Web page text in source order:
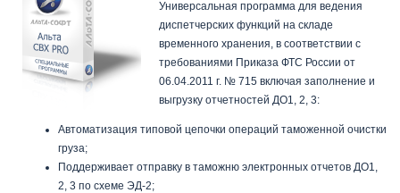
Универсальная программа для ведения
диспетчерских функций на складе
временного хранения, в соответствии с
требованиями Приказа ФТС России от
06.04.2011 г. № 715 включая заполнение и
выгрузку отчетностей ДО1, 2, 3:
Автоматизация типовой цепочки операций таможенной очистки
груза;
Поддерживает отправку в таможню электронных отчетов ДО1,
2, 3 по схеме ЭД-2;